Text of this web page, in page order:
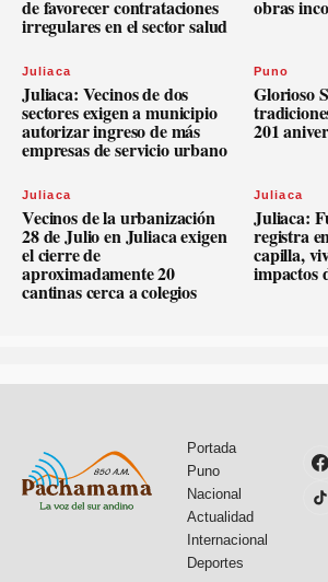
de favorecer contrataciones
irregulares en el sector salud
obras
Juliaca
Juliaca: Vecinos de dos
sectores exigen a municipio
autorizar ingreso de más
empresas de servicio urbano
Puno
Glorioso
201
Juliaca
Vecinos de la urbanización
28 de Julio en Juliaca exigen
el cierre de
aproximadamente 20
cantinas cerca a colegios
Juliaca
Juliaca:
registra
capilla,
impactos
Portada
Puno
Nacional
Actualidad
Internacional
Deportes